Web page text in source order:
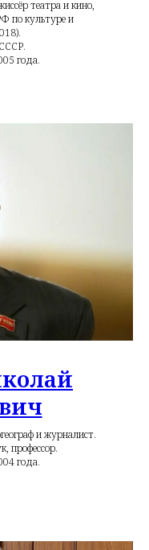
театра и кино,
по культуре и
года.
и журналист.
профессор.
года.